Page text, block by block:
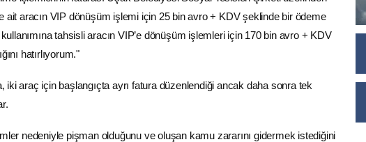
ait aracın VIP dönüşüm işlemi için 25 bin avro + KDVşeklinde bir ödeme
kullanımına tahsisli aracın VIP’e dönüşüm işlemleri için 170 bin avro + KDV
hatırlıyorum."
iki araç için başlangıçta ayrı fatura düzenlendiği ancak daha sonra tek
nedeniyle pişman olduğunu ve oluşan kamu zararını gidermek istediğini